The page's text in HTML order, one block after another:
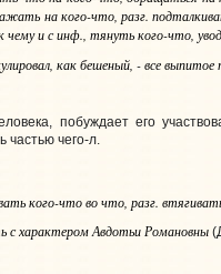
на кого-что,разг.
чему и с инф., тянутького-что,
как бешеный, - все выпитое
побуждает его
частью чего‑л.
кого-что во что, разг.
с характером Авдотьи Романовны